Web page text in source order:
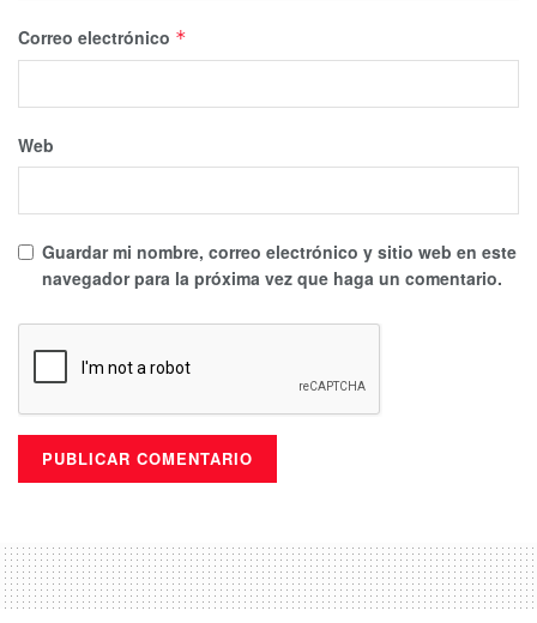
Correo electrónico *
Web
Guardar mi nombre, correo electrónico y sitio web en este
navegador para la próxima vez que haga un comentario.